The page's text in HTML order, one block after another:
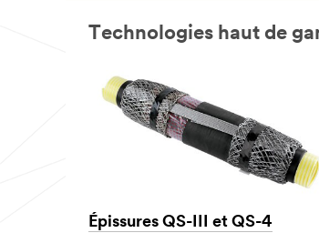
Technologies haut de
Épissures QS-III et QS-4